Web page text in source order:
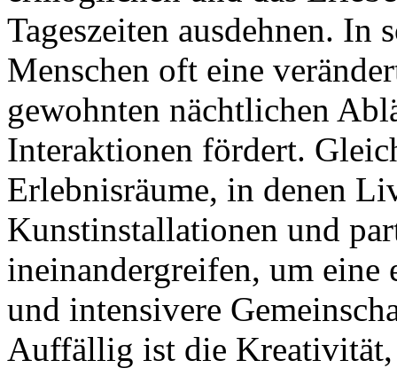
Tageszeiten ausdehnen. In
Menschen oft eine
gewohnten nächtlichen
Interaktionen fördert.
Erlebnisräume, in denen
Kunstinstallationen und
ineinandergreifen, um eine
und intensivere
Auffällig ist die